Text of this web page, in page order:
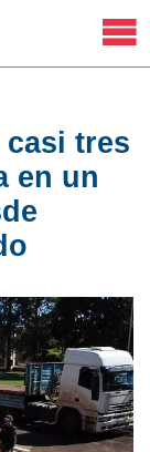
casi tres
en un